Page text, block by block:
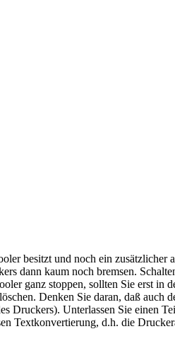
besitzt und noch ein zusätzlicher
dann kaum noch bremsen.
ganz stoppen, sollten Sie erst in
Denken Sie daran, daß auch
Druckers). Unterlassen Sie einen
Textkonvertierung, d.h. die